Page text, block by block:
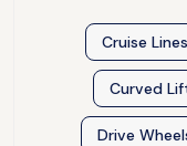
Cruise Lines
Curved
Drive